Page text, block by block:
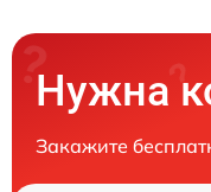
Нужна
Закажите